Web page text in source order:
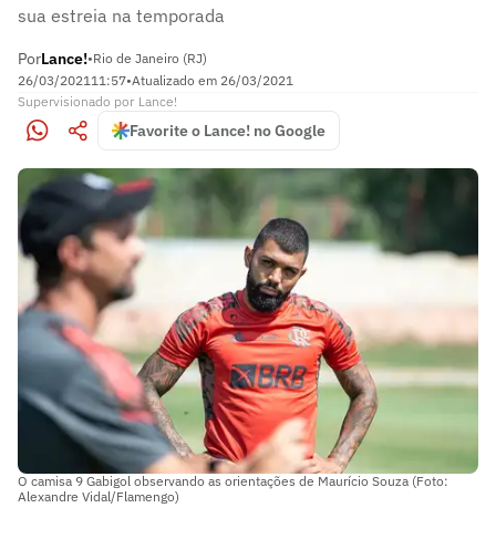
sua estreia na temporada
PorLance!•Rio de Janeiro (RJ)
26/03/202111:57•Atualizado em 26/03/2021
Supervisionado por Lance!
Favorite o Lance! no Google
O camisa 9 Gabigol observando as orientações de Maurício Souza (Foto:
Alexandre Vidal/Flamengo)